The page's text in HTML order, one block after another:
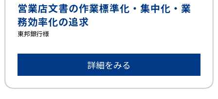
営業店文書の作業標準化・集中化・業
務効率化の追求
東邦銀⾏様
詳細をみる